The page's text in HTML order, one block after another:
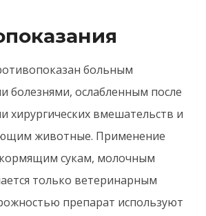
больным
болезнями, ослабленным после
хирургических вмешательств и
животные. Применение
сукам, молочным
только ветеринарным
препарат используют